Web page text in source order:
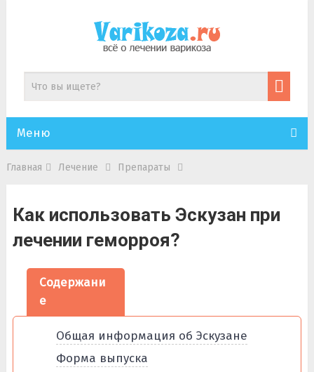
Меню
Главная Лечение Препараты
Как использовать Эскузан при
лечении геморроя?
Содержани
е
Общая информация об Эскузане
Форма выпуска